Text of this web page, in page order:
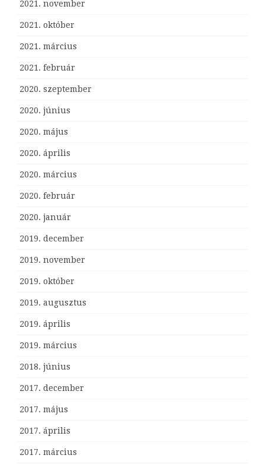
2021. november
2021. október
2021. március
2021. február
2020. szeptember
2020. június
2020. május
2020. április
2020. március
2020. február
2020. január
2019. december
2019. november
2019. október
2019. augusztus
2019. április
2019. március
2018. június
2017. december
2017. május
2017. április
2017. március